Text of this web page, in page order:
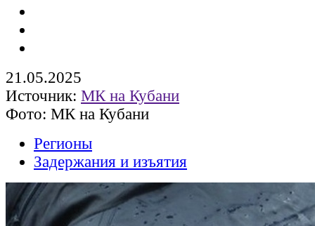
21.05.2025
Источник: МК на Кубани
Фото: МК на Кубани
Регионы
Задержания и изъятия